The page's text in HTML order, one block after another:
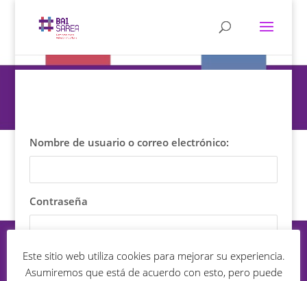
Nombre de usuario o correo electrónico:
Contraseña
Este sitio web utiliza cookies para mejorar su experiencia.
Asumiremos que está de acuerdo con esto, pero puede